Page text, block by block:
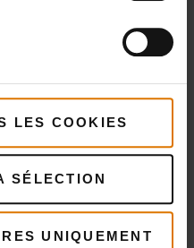
LES COOKIES
SÉLECTION
UNIQUEMENT